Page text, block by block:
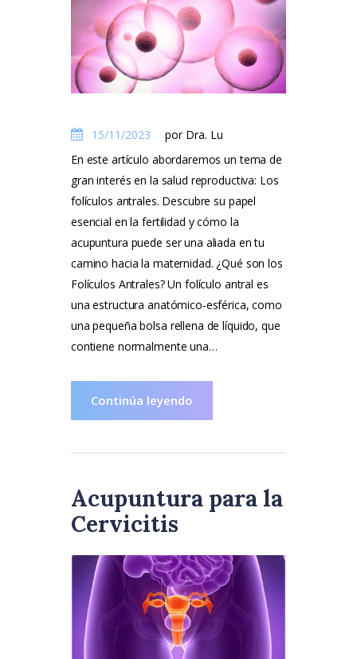
Tarifas
Método Tung
Blog
Contacto
15/11/2023
por Dra. Lu
En este artículo abordaremos un tema de
gran interés en la salud reproductiva: Los
folículos antrales. Descubre su papel
esencial en la fertilidad y cómo la
acupuntura puede ser una aliada en tu
camino hacia la maternidad. ¿Qué son los
Folículos Antrales? Un folículo antral es
una estructura anatómico-esférica, como
una pequeña bolsa rellena de líquido, que
contiene normalmente una…
Continúa leyendo
Acupuntura para la
Cervicitis